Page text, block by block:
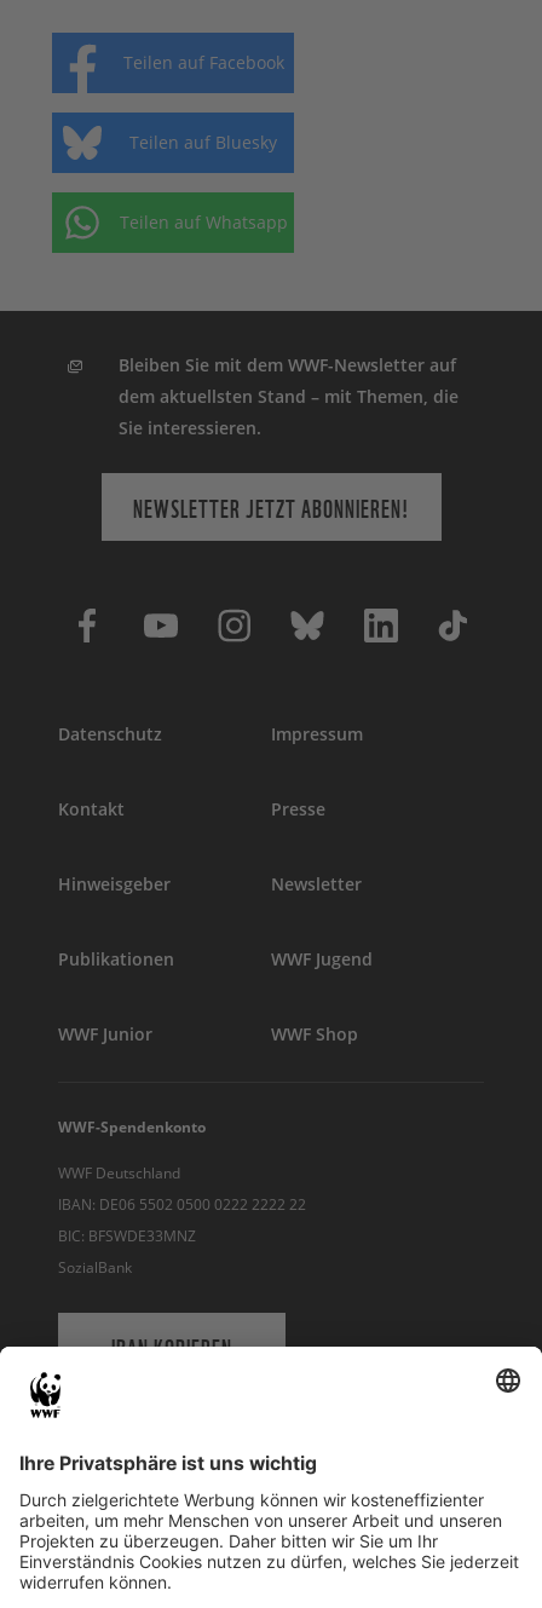
Teilen auf Facebook
Teilen auf Bluesky
Teilen auf Whatsapp
Bleiben Sie mit dem WWF-Newsletter auf
dem aktuellsten Stand – mit Themen, die
Sie interessieren.
NEWSLETTER JETZT ABONNIEREN!
Datenschutz Impressum
Kontakt Presse
Hinweisgeber Newsletter
Publikationen WWF Jugend
WWF Junior WWF Shop
WWF-Spendenkonto
WWF Deutschland
IBAN: DE06 5502 0500 0222 2222 22
BIC: BFSWDE33MNZ
SozialBank
IBAN KOPIEREN
WWF Deutschland
Reinhardtstr. 18
10117 Berlin